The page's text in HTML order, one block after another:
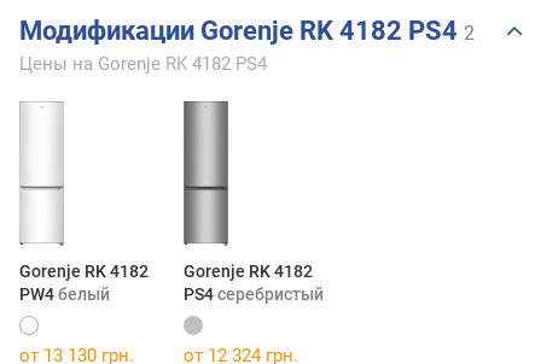
Модификации Gorenje RK 4182 PS4 2
Цены на Gorenje RK 4182 PS4
Gorenje RK 4182
PW4белый
Gorenje RK 4182
PS4серебристый
от 13 130 грн. от 12 324 грн.